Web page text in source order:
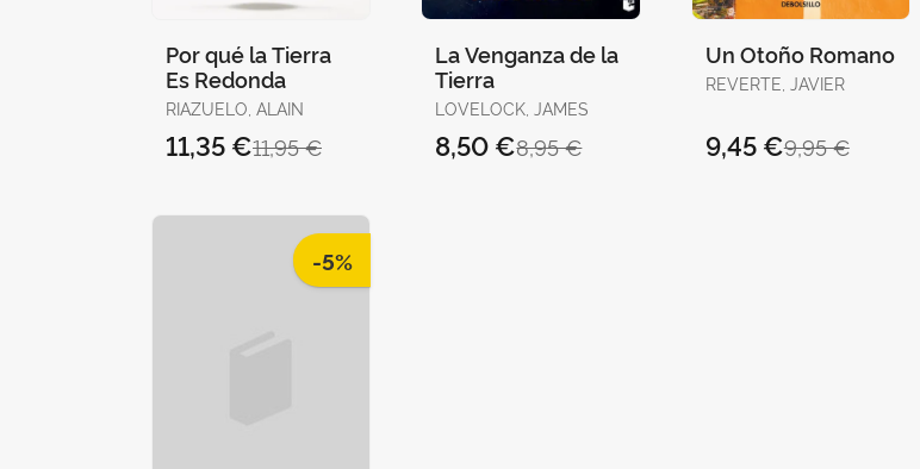
Por qué la Tierra
Es Redonda
RIAZUELO, ALAIN
11,95 €
11,35 €
La Venganza de la
Tierra
LOVELOCK, JAMES
8,95 €
8,50 €
Un Otoño Romano
REVERTE, JAVIER
9,95 €
9,45 €
-5%